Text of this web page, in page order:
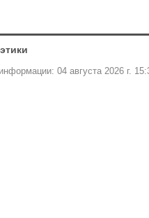
04 августа 2026 г.